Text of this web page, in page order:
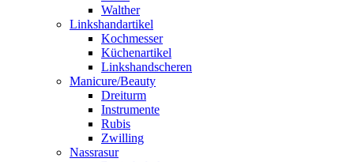
Walther
Linkshandartikel
Kochmesser
Küchenartikel
Linkshandscheren
Manicure/Beauty
Dreiturm
Instrumente
Rubis
Zwilling
Nassrasur